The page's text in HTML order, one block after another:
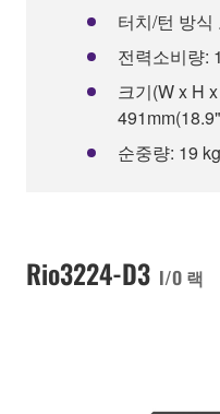
터치/턴 방식
전력소비량:
크기(W x H
순중량: 19
Rio3224-D3 I/O 랙